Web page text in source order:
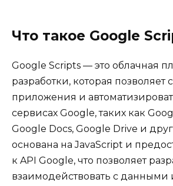
Что такое Google
Google Scripts — это облачная
разработки, которая позволяет
приложения и
сервисах Google, таких как
Google Docs, Google Drive и
основана на JavaScript и
к API Google, что позволяет
взаимодействовать с данными